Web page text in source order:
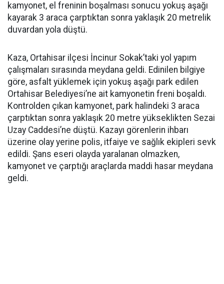
kamyonet, el freninin boşalması sonucu yokuş aşağı
kayarak 3 araca çarptıktan sonra yaklaşık 20 metrelik
duvardan yola düştü.
Kaza, Ortahisar ilçesi İncinur Sokak’taki yol yapım
çalışmaları sırasında meydana geldi. Edinilen bilgiye
göre, asfalt yüklemek için yokuş aşağı park edilen
Ortahisar Belediyesi’ne ait kamyonetin freni boşaldı.
Kontrolden çıkan kamyonet, park halindeki 3 araca
çarptıktan sonra yaklaşık 20 metre yükseklikten Sezai
Uzay Caddesi’ne düştü. Kazayı görenlerin ihbarı
üzerine olay yerine polis, itfaiye ve sağlık ekipleri sevk
edildi. Şans eseri olayda yaralanan olmazken,
kamyonet ve çarptığı araçlarda maddi hasar meydana
geldi.